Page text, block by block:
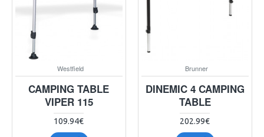
Westfield
CAMPING TABLE
VIPER 115
109.94€
Brunner
DINEMIC 4 CAMPING
TABLE
202.99€